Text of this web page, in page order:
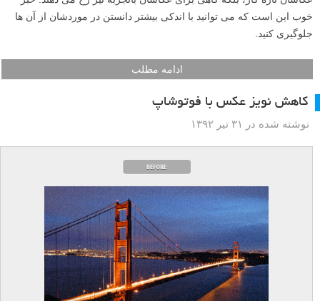
خوب این است که می توانید با اندکی بیشتر دانستن در موردشان از آن ها
جلوگیری کنید.
ادامه مطلب
کاهش نویز عکس با فوتوشاپ
نوشته شده در ۳۱ تیر ۱۳۹۲